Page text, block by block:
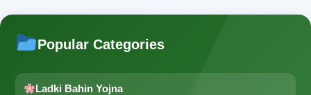
Popular Categories
Ladki Bahin Yojna